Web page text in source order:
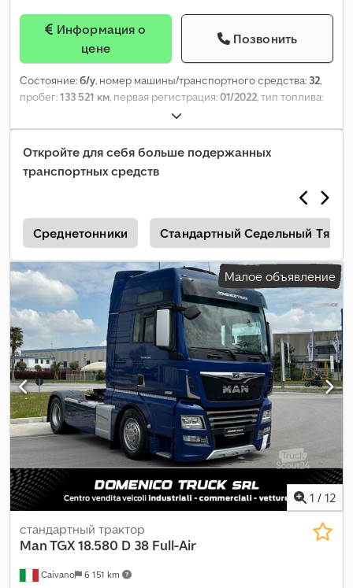
цене
Позвонить
Состояние:б/у, номер машины/транспортного средства: 32,
пробег:133 521 км, первая регистрация:01/2022, тип топлива:
4x2, топливо:
выбросов:Евро 6, количество мест:2, Год выпуска:2022,
Откройте для себя больше подержанных
транспортных средств
Среднетонники Стандартный Седельный Тягач
Малое объявление
1 / 12
Caivano 6 151 km
стандартный трактор
Man TGX 18.580 D 38 Full-Air